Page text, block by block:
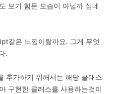
보기 힘든 모습이 아닐까 싶네
같은 느낌이랄까요. 그게 무엇
.
추가하기 위해서는 해당 클래스
구현한 클래스를 사용하는것이